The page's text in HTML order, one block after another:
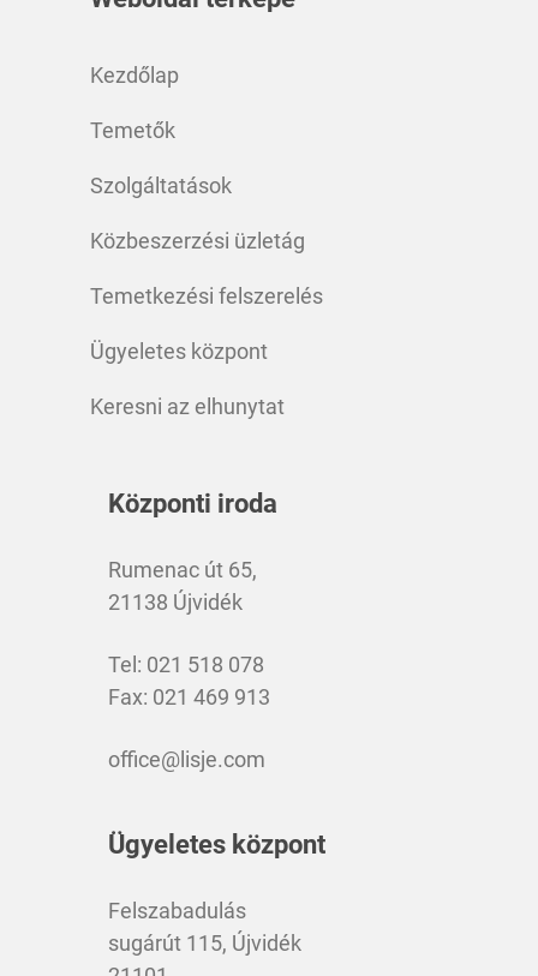
Kezdőlap
Temetők
Szolgáltatások
Közbeszerzési üzletág
Temetkezési felszerelés
Ügyeletes központ
Keresni az elhunytat
Központi iroda
Rumenac út 65,
21138 Újvidék
Tel: 021 518 078
Fax: 021 469 913
office@lisje.com
Ügyeletes központ
Felszabadulás
sugárút 115, Újvidék